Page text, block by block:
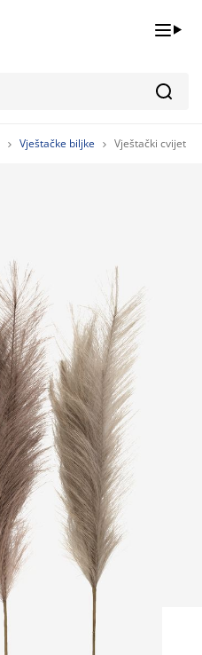
Vještačke biljke Vještački cvijet